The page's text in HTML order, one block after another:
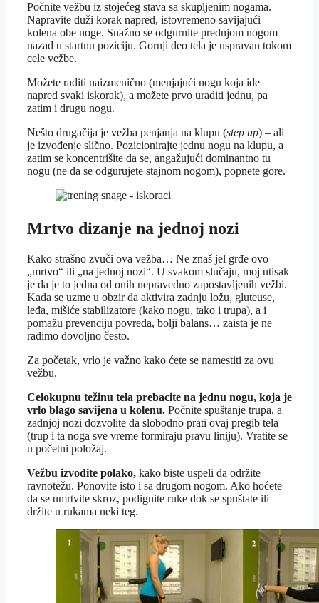
Počnite vežbu iz stojećeg stava sa skupljenim nogama.
Napravite duži korak napred, istovremeno savijajući
kolena obe noge. Snažno se odgurnite prednjom nogom
nazad u startnu poziciju. Gornji deo tela je uspravan tokom
cele vežbe.
Možete raditi naizmenično (menjajući nogu koja ide
napred svaki iskorak), a možete prvo uraditi jednu, pa
zatim i drugu nogu.
Nešto drugačija je vežba penjanja na klupu (step up) – ali
je izvođenje slično. Pozicionirajte jednu nogu na klupu, a
zatim se koncentrišite da se, angažujući dominantno tu
nogu (ne da se odgurujete stajnom nogom), popnete gore.
Mrtvo dizanje na jednoj nozi
Kako strašno zvuči ova vežba… Ne znaš jel grđe ovo
„mrtvo“ ili „na jednoj nozi“. U svakom slučaju, moj utisak
je da je to jedna od onih nepravedno zapostavljenih vežbi.
Kada se uzme u obzir da aktivira zadnju ložu, gluteuse,
leđa, mišiće stabilizatore (kako nogu, tako i trupa), a i
pomažu prevenciju povreda, bolji balans… zaista je ne
radimo dovoljno često.
Za početak, vrlo je važno kako ćete se namestiti za ovu
vežbu.
Celokupnu težinu tela prebacite na jednu nogu, koja je
vrlo blago savijena u kolenu. Počnite spuštanje trupa, a
zadnjoj nozi dozvolite da slobodno prati ovaj pregib tela
(trup i ta noga sve vreme formiraju pravu liniju). Vratite se
u početni položaj.
Vežbu izvodite polako, kako biste uspeli da održite
ravnotežu. Ponovite isto i sa drugom nogom. Ako hoćete
da se umrtvite skroz, podignite ruke dok se spuštate ili
držite u rukama neki teg.